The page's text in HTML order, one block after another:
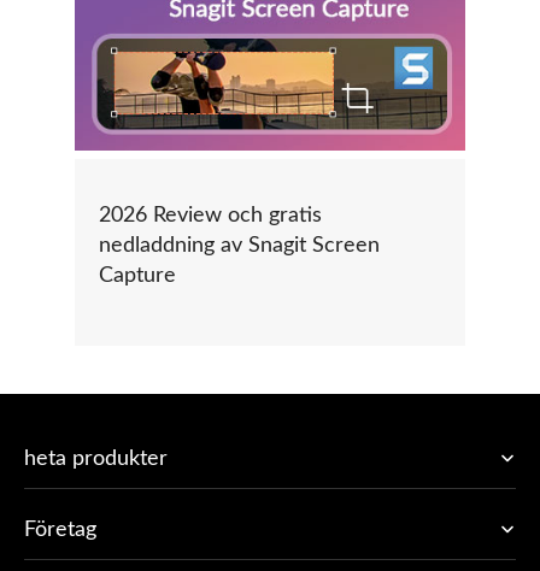
2026 Review och gratis
nedladdning av Snagit Screen
Capture
heta produkter
Företag